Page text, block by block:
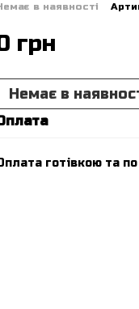
в наявності
грн
Немає в
готівкою та по